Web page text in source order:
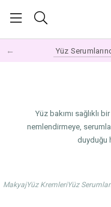
← Yüz
Yüz bakımı sağlıklı
nemlendirmeye,
duyduğu
Her cilt tipi farklıdır — kuru,
MakyajYüz KremleriYüz